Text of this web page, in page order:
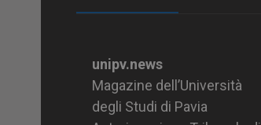
unipv.news
Magazine dell’Università
degli Studi di Pavia